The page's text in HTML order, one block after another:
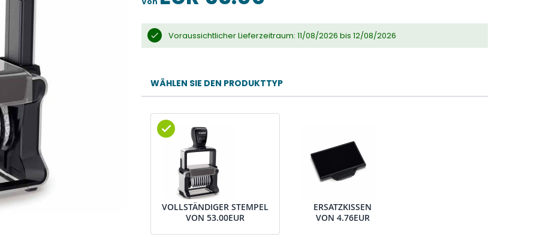
Voraussichtlicher Lieferzeitraum: 11/08/2026 bis 12/08/2026
WÄHLEN SIE DEN PRODUKTTYP
VOLLSTÄNDIGER STEMPEL
VON 53.00EUR
ERSATZKISSEN
VON 4.76EUR